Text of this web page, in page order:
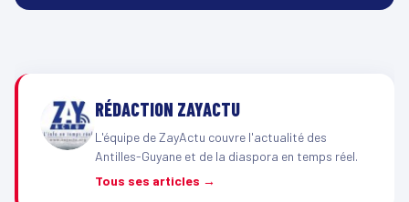
RÉDACTION ZAYACTU
L'équipe de ZayActu couvre l'actualité des
Antilles-Guyane et de la diaspora en temps réel.
Tous ses articles →